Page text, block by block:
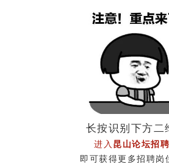
长按识别下方二
进入 昆山论坛招
即可获得更多招聘岗